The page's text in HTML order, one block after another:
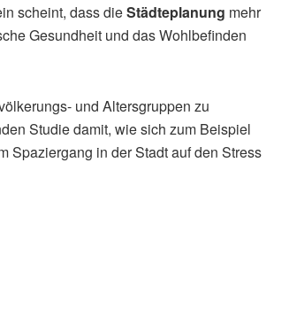
scheint, dass dieStädteplanung mehr
Gesundheit und das Wohlbefinden
und Altersgruppen zu
Studie damit, wie sich zum Beispiel
Spaziergang in der Stadt auf den Stress